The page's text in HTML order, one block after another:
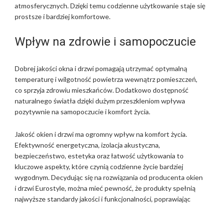
atmosferycznych. Dzięki temu codzienne użytkowanie staje się
prostsze i bardziej komfortowe.
Wpływ na zdrowie i samopoczucie
Dobrej jakości okna i drzwi pomagają utrzymać optymalną
temperaturę i wilgotność powietrza wewnątrz pomieszczeń,
co sprzyja zdrowiu mieszkańców. Dodatkowo dostępność
naturalnego światła dzięki dużym przeszkleniom wpływa
pozytywnie na samopoczucie i komfort życia.
Jakość okien i drzwi ma ogromny wpływ na komfort życia.
Efektywność energetyczna, izolacja akustyczna,
bezpieczeństwo, estetyka oraz łatwość użytkowania to
kluczowe aspekty, które czynią codzienne życie bardziej
wygodnym. Decydując się na rozwiązania od producenta okien
i drzwi Eurostyle, można mieć pewność, że produkty spełnią
najwyższe standardy jakości i funkcjonalności, poprawiając